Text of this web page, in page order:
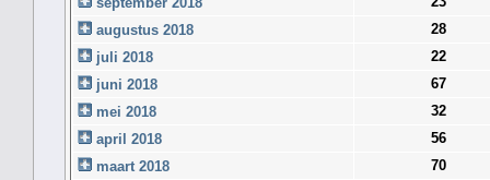
augustus 2018
28
juli 2018
22
juni 2018
67
mei 2018
32
april 2018
56
maart 2018
70